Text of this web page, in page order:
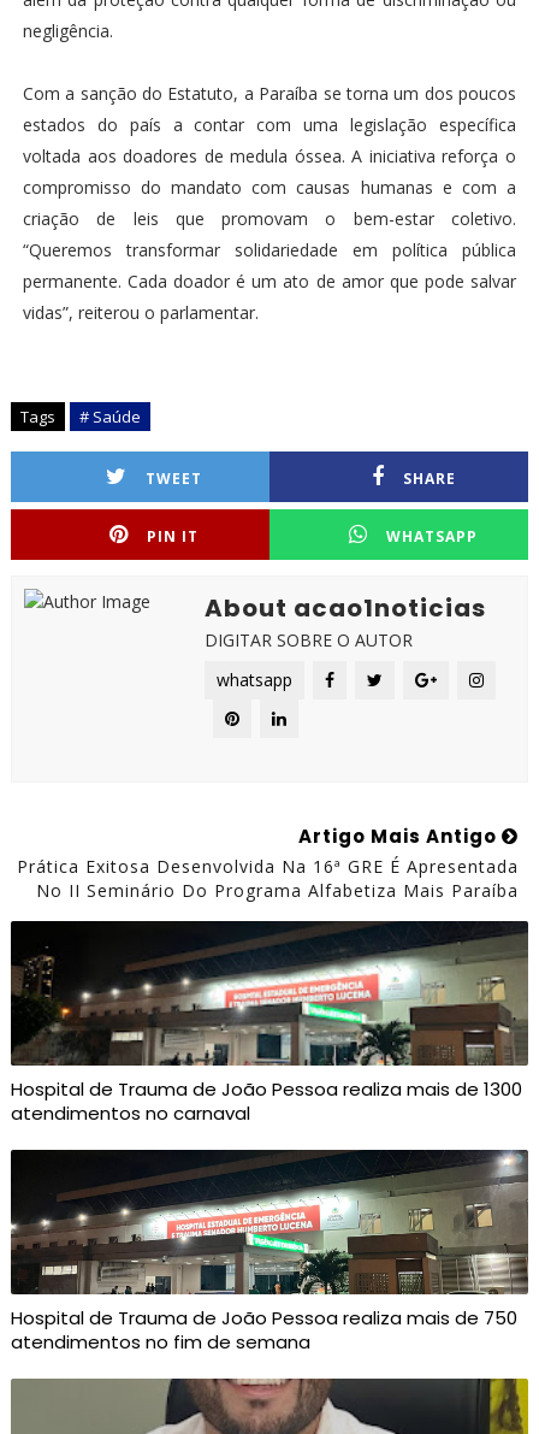
negligência.
Com a sanção do Estatuto, a Paraíba se torna um dos poucos
estados do país a contar com uma legislação específica
voltada aos doadores de medula óssea. A iniciativa reforça o
compromisso do mandato com causas humanas e com a
criação de leis que promovam o bem-estar coletivo.
“Queremos transformar solidariedade em política pública
permanente. Cada doador é um ato de amor que pode salvar
vidas”, reiterou o parlamentar.
Tags # Saúde
TWEET SHARE
PIN IT WHATSAPP
About acao1noticias
DIGITAR SOBRE O AUTOR
whatsapp
Artigo Mais Antigo
Prática Exitosa Desenvolvida Na 16ª GRE É Apresentada
No II Seminário Do Programa Alfabetiza Mais Paraíba
Hospital de Trauma de João Pessoa realiza mais de 1300
atendimentos no carnaval
Hospital de Trauma de João Pessoa realiza mais de 750
atendimentos no fim de semana